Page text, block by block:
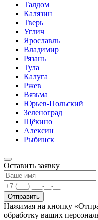
Талдом
Калязин
Тверь
Углич
Ярославль
Владимир
Рязань
Тула
Калуга
Ржев
Вязьма
Юрьев-Польский
Зеленоград
Щёкино
Алексин
Рыбинск
Оставить заявку
Отправить
Нажимая на кнопку
обработку ваших